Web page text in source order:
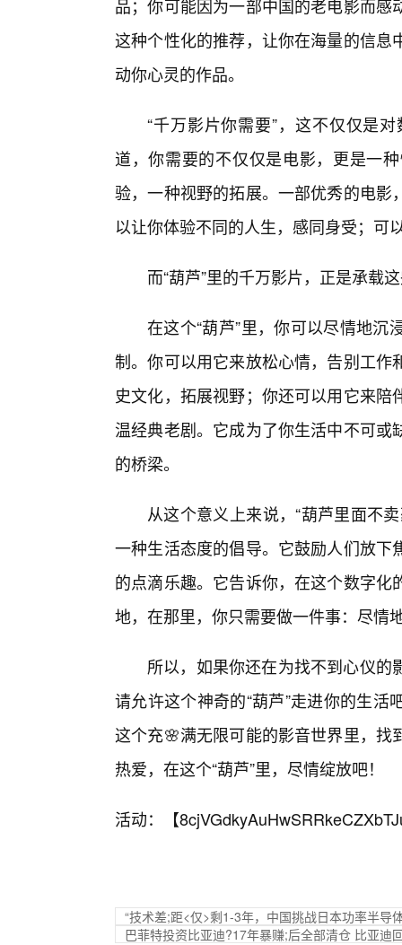
品；你可能因为一部中国的老电影而
这种个性化的推荐，让你在海量的信
动你心灵的作品。
“千万影片你需要”，这不仅仅是
道，你需要的不仅仅是电影，更是一
验，一种视野的拓展。一部优秀的电
以让你体验不同的人生，感同身受；可
而“葫芦”里的千万影片，正是承载
在这个“葫芦”里，你可以尽情地
制。你可以用它来放松心情，告别工
史文化，拓展视野；你还可以用它来
温经典老剧。它成为了你生活中不可
的桥梁。
从这个意义上来说，“葫芦里面不
一种生活态度的倡导。它鼓励人们放
的点滴乐趣。它告诉你，在这个数字
地，在那里，你只需要做一件事：尽情
所以，如果你还在为找不到心仪
请允许这个神奇的“葫芦”走进你的生
这个充🌸满无限可能的影音世界里，
热爱，在这个“葫芦”里，尽情绽放吧！
活动：【
“技术差;距<仅>剩1-3年，中国挑战日本功率半导
巴菲特投资比亚迪?17年暴赚;后全部清仓 比亚迪